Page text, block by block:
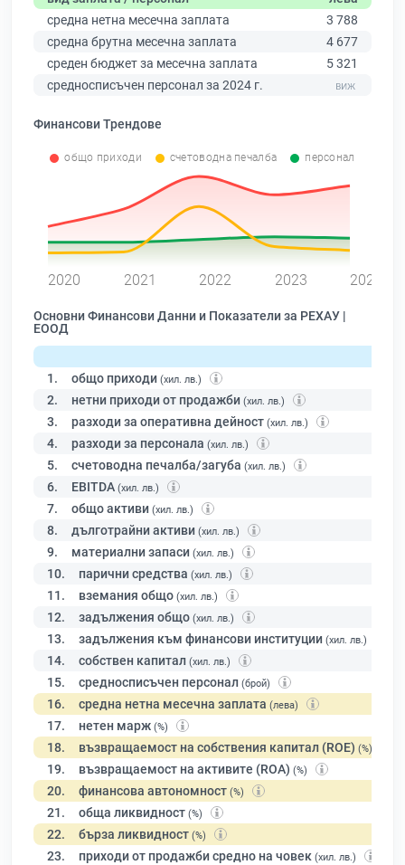
средна нетна месечна заплата
3 788
средна брутна месечна заплата
4 677
среден бюджет за месечна заплата
5 321
средносписъчен персонал за 2024 г.
Финансови Трендове
общо приходи счетоводна печалба персонал
2020 2021 2022 2023 2024
Основни Финансови Данни и Показатели за РЕХАУ |
ЕООД
1. общо приходи (хил. лв.)
2. нетни приходи от продажби (хил. лв.)
3. разходи за оперативна дейност (хил. лв.)
4. разходи за персонала (хил. лв.)
5. счетоводна печалба/загуба (хил. лв.)
6. EBITDA (хил. лв.)
7. общо активи (хил. лв.)
8. дълготрайни активи (хил. лв.)
9. материални запаси (хил. лв.)
10. парични средства (хил. лв.)
11. вземания общо (хил. лв.)
12. задължения общо (хил. лв.)
13. задължения към финансови институции (хил. лв.)
14. собствен капитал (хил. лв.)
15. средносписъчен персонал (брой)
16. средна нетна месечна заплата (лева)
17. нетен марж (%)
18. възвращаемост на собствения капитал (ROE) (%)
19. възвращаемост на активите (ROA) (%)
20. финансова автономност (%)
21. обща ликвидност (%)
22. бърза ликвидност (%)
23. приходи от продажби средно на човек (хил. лв.)